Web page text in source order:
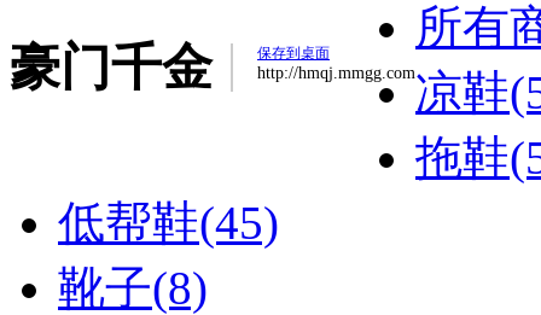
豪门千金 保存到桌面
http://hmqj.mmgg.com
所有
凉鞋
拖鞋
低帮鞋(45)
靴子(8)